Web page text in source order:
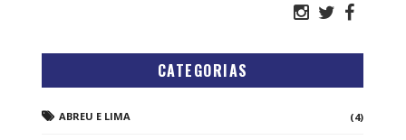
CATEGORIAS
ABREU E LIMA (4)